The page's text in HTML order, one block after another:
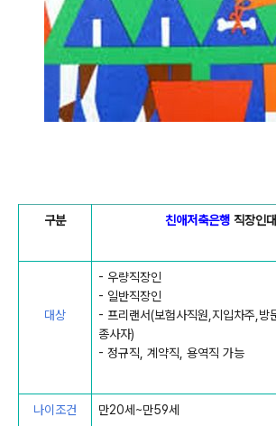
구분 친애저축은행 직장인
대상
- 우량직장인
- 일반직장인
- 프리랜서(보험사직원,지입차주,방
종사자)
- 정규직, 계약직, 용역직 가능
나이조건 만20세~만59세